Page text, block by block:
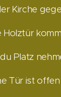
Kirche
Holztür
Platz
Tür ist